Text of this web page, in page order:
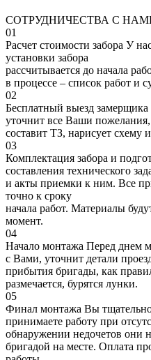
СОТРУДНИЧЕСТВА С
01
Расчет стоимости забора У
установки забора
рассчитывается до начала
в процессе – список работ и
02
Бесплатный выезд замерщика
уточнит все Ваши пожелания,
составит ТЗ, нарисует схему
03
Комплектация забора и
составления технического
и акты приемки к ним. Все
точно к сроку
начала работ. Материалы
момент.
04
Начало монтажа Перед днем
с Вами, уточнит детали
прибытия бригады, как
размечается, бурятся лунки.
05
Финал монтажа Вы
принимаете работу при
обнаружении недочетов они
бригадой на месте. Оплата